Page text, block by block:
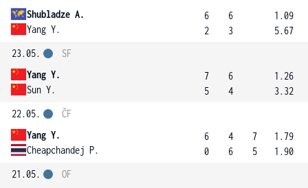
Shubladze A.
Yang Y.
6
2
6
3
1.09
5.67
23.05.
Yang Y.
Sun Y.
SF
7
5
6
4
1.26
3.32
22.05.
Yang Y.
Cheapchandej P.
ČF
6
0
4
6
7
5
1.79
1.90
21.05.
OF